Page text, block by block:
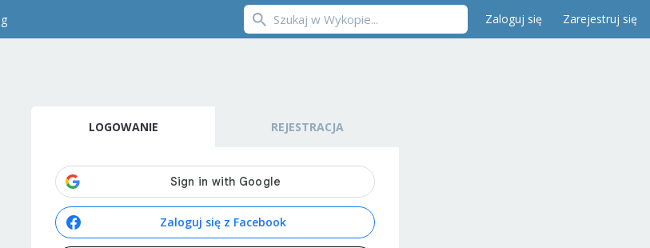
Zaloguj się Zarejestruj się
LOGOWANIE REJESTRACJA
Zaloguj się z Facebook